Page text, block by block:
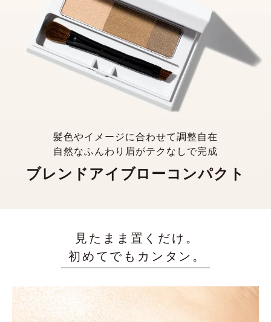
髪色やイメージに合わせて調整自在
自然なふんわり眉がテクなしで完成
ブレンドアイブローコンパクト
見たまま置くだけ。
初めてでもカンタン。